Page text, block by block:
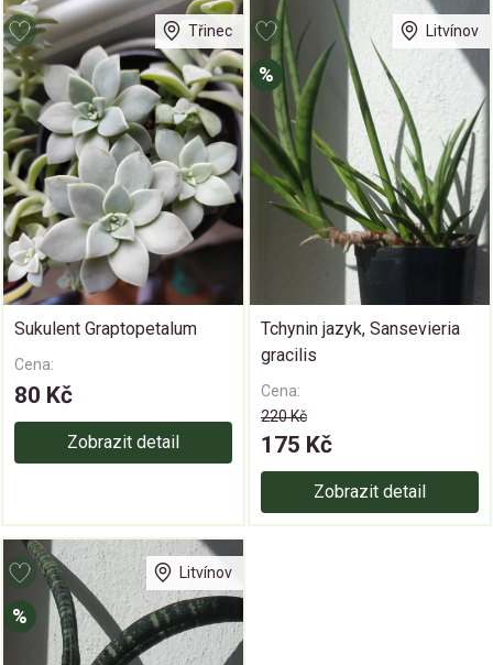
Třinec
Sukulent Graptopetalum
Cena:
80 Kč
Zobrazit detail
Litvínov
%
Tchynin jazyk, Sansevieria
gracilis
Cena:
220 Kč
175 Kč
Zobrazit detail
Litvínov
%